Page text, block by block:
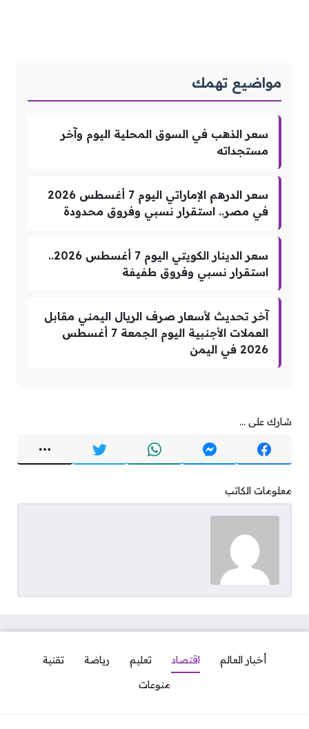
مواضيع تهمك
سعر الذهب في السوق المحلية اليوم وآخر
مستجداته
سعر الدرهم الإماراتي اليوم 7 أغسطس 2026
في مصر.. استقرار نسبي وفروق محدودة
سعر الدينار الكويتي اليوم 7 أغسطس 2026..
استقرار نسبي وفروق طفيفة
آخر تحديث لأسعار صرف الريال اليمني مقابل
العملات الأجنبية اليوم الجمعة 7 أغسطس
2026 في اليمن
شارك على ...
معلومات الكاتب
أخبار العالم اقتصاد تعليم رياضة
تقنية
منوعات